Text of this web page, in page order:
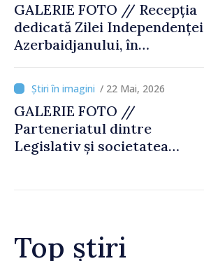
GALERIE FOTO // Recepția
dedicată Zilei Independenței
Azerbaidjanului, în
/ 22 Mai, 2026
GALERIE FOTO //
Parteneriatul dintre
Legislativ și societatea
Top știri